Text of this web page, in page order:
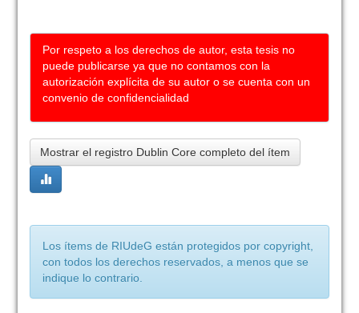
Por respeto a los derechos de autor, esta tesis no
puede publicarse ya que no contamos con la
autorización explícita de su autor o se cuenta con un
convenio de confidencialidad
Mostrar el registro Dublin Core completo del ítem
Los ítems de RIUdeG están protegidos por copyright,
con todos los derechos reservados, a menos que se
indique lo contrario.